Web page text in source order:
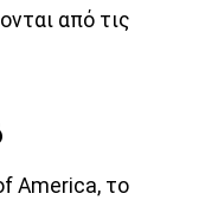
από τις
America, το